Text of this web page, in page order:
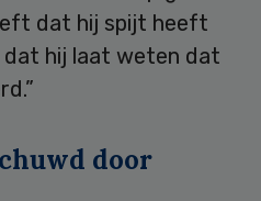
dat hij spijt heeft
hij laat weten dat
door